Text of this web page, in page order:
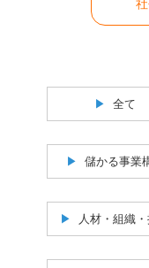
全て
儲かる事業
人材・組織・